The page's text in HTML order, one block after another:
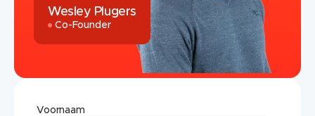
Wesley Plugers
Co-Founder
Voornaam